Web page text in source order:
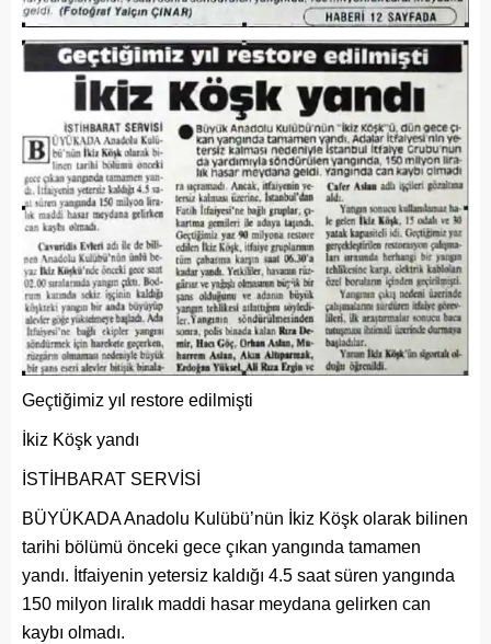
Geçtiğimiz yıl restore edilmişti
İkiz Köşk yandı
İSTİHBARAT SERVİSİ
BÜYÜKADA Anadolu Kulübü’nün İkiz Köşk olarak bilinen
tarihi bölümü önceki gece çıkan yangında tamamen
yandı. İtfaiyenin yetersiz kaldığı 4.5 saat süren yangında
150 milyon liralık maddi hasar meydana gelirken can
kaybı olmadı.